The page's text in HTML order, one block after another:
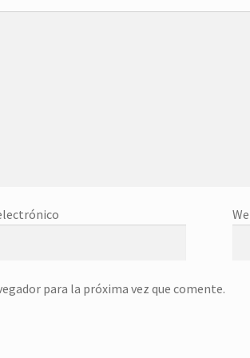
para la próxima vez que comente.